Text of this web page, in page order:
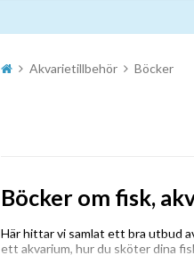
Akvarietillbehör Böcker
Böcker om fisk,
Här hittar vi samlat ett bra utbud
ett akvarium, hur du sköter dina